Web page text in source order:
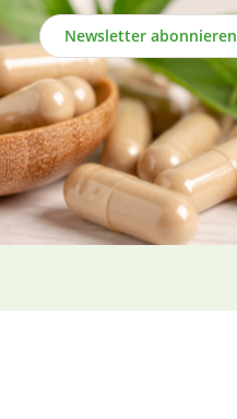
Newsletter abonnieren